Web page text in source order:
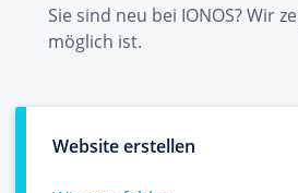
Sie sind neu bei IONOS? Wir
möglich ist.
Website erstellen